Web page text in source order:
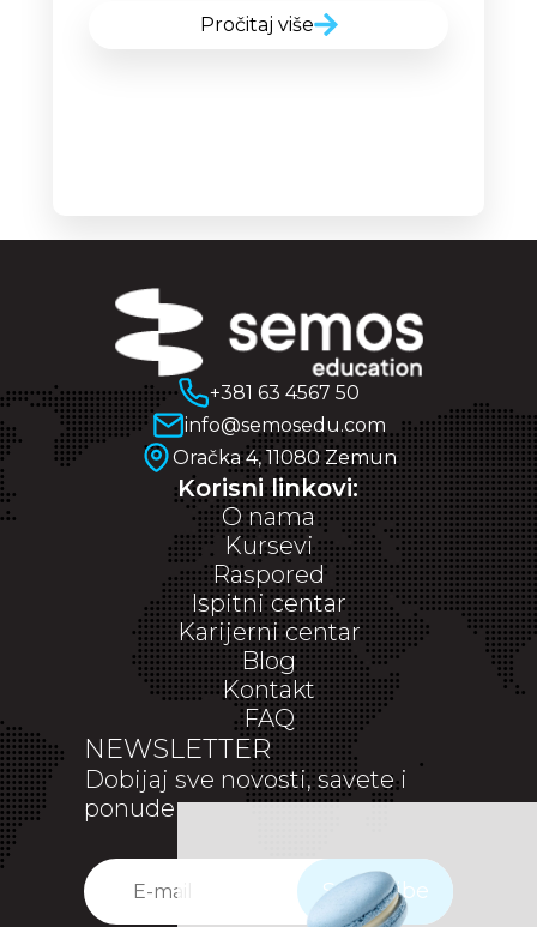
Pročitaj više
+381 63 4567 50
info@semosedu.com
Oračka 4, 11080 Zemun
Korisni linkovi:
O nama
Kursevi
Raspored
Ispitni centar
Karijerni centar
Blog
Kontakt
FAQ
NEWSLETTER
Dobijaj sve novosti, savete i
ponude
Subscribe